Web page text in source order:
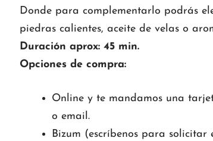
Donde para complementarlo podrás
piedras calientes, aceite de velas o
Duración aprox: 45 min.
Opciones de compra:
Online y te mandamos una
o email.
Bizum (escríbenos para solicitar